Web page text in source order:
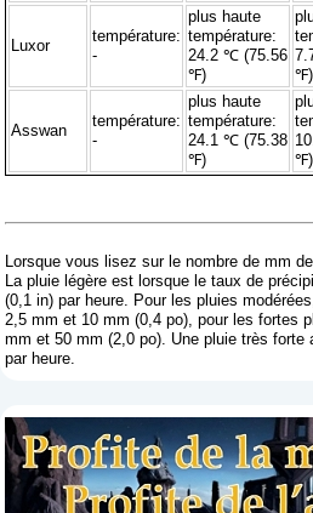
Luxor
température:
-
plus haute
température:
24.2 ℃ (75.56
℉)
℉)
Asswan
température:
-
plus haute
température:
24.1 ℃ (75.38
℉)
℉)
Lorsque vous lisez sur le nombre de mm
La pluie légère est lorsque le taux de
(0,1 in) par heure. Pour les pluies
2,5 mm et 10 mm (0,4 po), pour les fortes
mm et 50 mm (2,0 po). Une pluie très forte
par heure.